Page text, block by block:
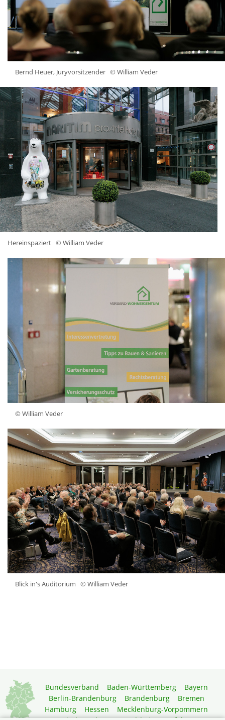
Bernd Heuer, Juryvorsitzender © William Veder
Hereinspaziert © William Veder
© William Veder
Blick in's Auditorium © William Veder
Bundesverband Baden-Württemberg
Bayern
Berlin-Brandenburg
Brandenburg
Bremen
Hamburg
Hessen
Mecklenburg-Vorpommern